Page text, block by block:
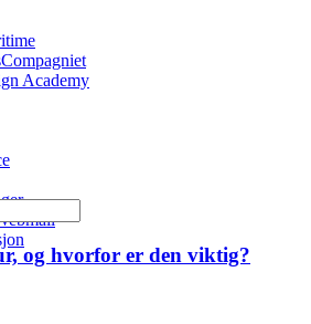
Academy
og hvorfor er den viktig?